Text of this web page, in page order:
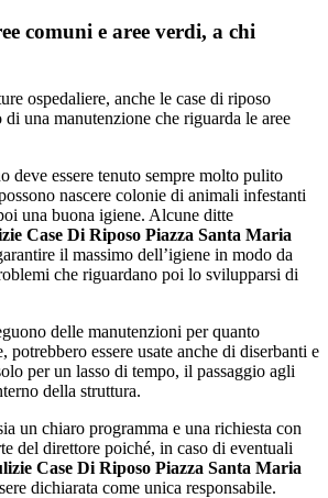
comuni e aree verdi, a chi
ospedaliere, anche le case di riposo
di una manutenzione che riguarda le aree
deve essere tenuto sempre molto pulito
nascere colonie di animali infestanti
una buona igiene. Alcune ditte
Case Di Riposo Piazza Santa Maria
il massimo dell’igiene in modo da
che riguardano poi lo svilupparsi di
delle manutenzioni per quanto
potrebbero essere usate anche di diserbanti e
per un lasso di tempo, il passaggio agli
della struttura.
un chiaro programma e una richiesta con
del direttore poiché, in caso di eventuali
Case Di Riposo Piazza Santa Maria
dichiarata come unica responsabile.